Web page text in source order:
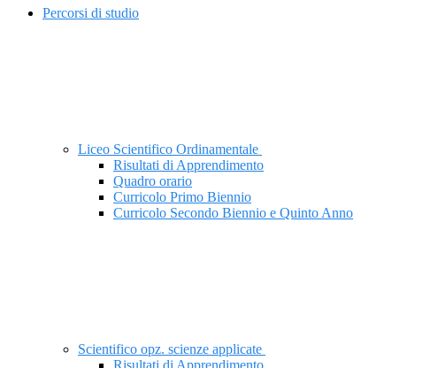
Percorsi di studio
Liceo Scientifico Ordinamentale
Risultati di Apprendimento
Quadro orario
Curricolo Primo Biennio
Curricolo Secondo Biennio e Quinto Anno
Scientifico opz. scienze applicate